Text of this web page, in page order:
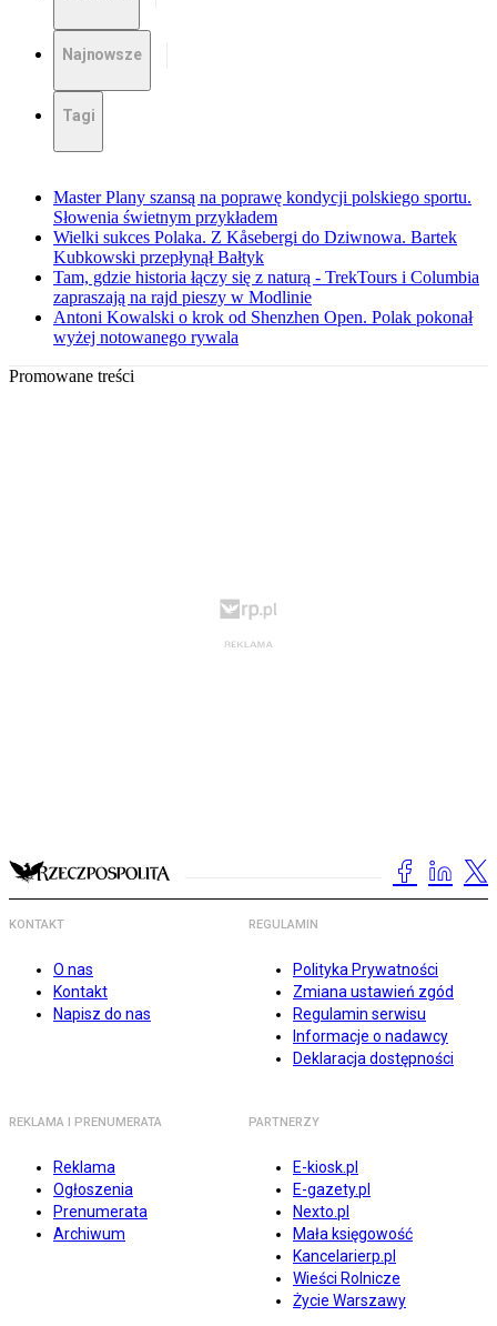
Najnowsze
Tagi
Master Plany szansą na poprawę kondycji polskiego sportu.
Słowenia świetnym przykładem
Wielki sukces Polaka. Z Kåsebergi do Dziwnowa. Bartek
Kubkowski przepłynął Bałtyk
Tam, gdzie historia łączy się z naturą - TrekTours i Columbia
zapraszają na rajd pieszy w Modlinie
Antoni Kowalski o krok od Shenzhen Open. Polak pokonał
wyżej notowanego rywala
Promowane treści
KONTAKT
O nas
Kontakt
Napisz do nas
REGULAMIN
Polityka Prywatności
Zmiana ustawień zgód
Regulamin serwisu
Informacje o nadawcy
Deklaracja dostępności
REKLAMA I PRENUMERATA
Reklama
Ogłoszenia
Prenumerata
Archiwum
PARTNERZY
E-kiosk.pl
E-gazety.pl
Nexto.pl
Mała księgowość
Kancelarierp.pl
Wieści Rolnicze
Życie Warszawy